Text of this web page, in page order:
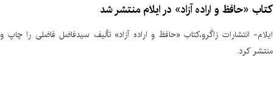
کتاب «حافظ و اراده آزاد» در ایلام منتشر شد
ایلام- انتشارات زاگرو،کتاب «حافظ و اراده آزاد» تألیف سیدفاضل فاضلی را چاپ و
منتشر کرد.